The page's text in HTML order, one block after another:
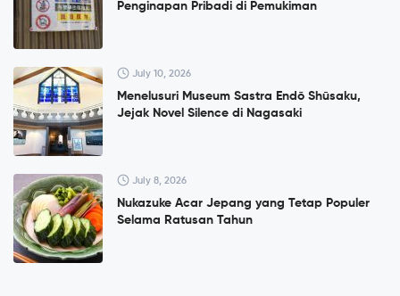
Penginapan Pribadi di Pemukiman
July 10, 2026
Menelusuri Museum Sastra Endō Shūsaku,
Jejak Novel Silence di Nagasaki
July 8, 2026
Nukazuke Acar Jepang yang Tetap Populer
Selama Ratusan Tahun